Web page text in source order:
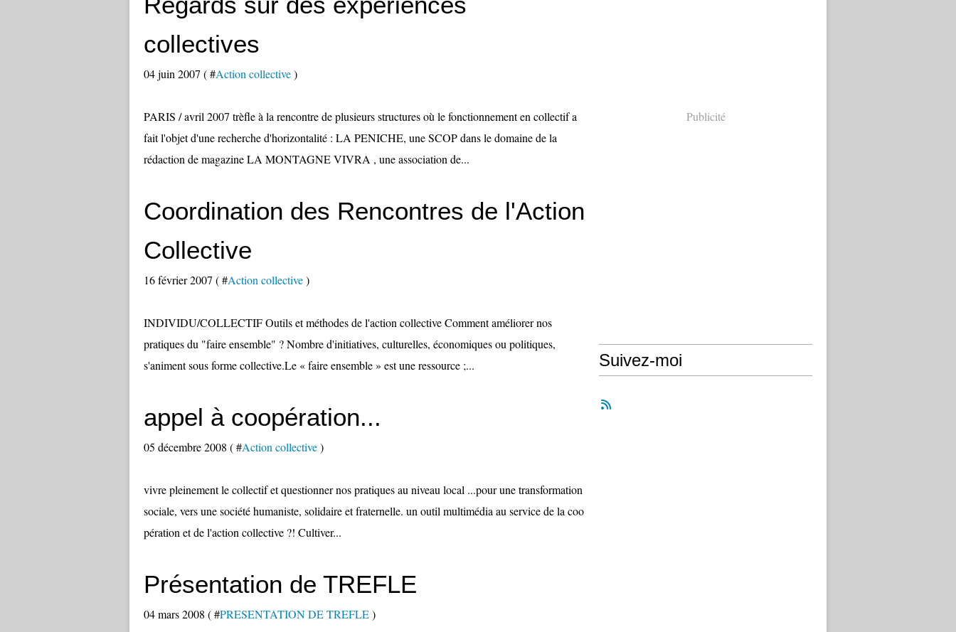
collectives
04 juin 2007 ( #Action collective)
PARIS / avril 2007 trèfle à la rencontre de plusieurs structures où le fonctionnement en collectif a
fait l'objet d'une recherche d'horizontalité : LA PENICHE, une SCOP dans le domaine de la
rédaction de magazine LA MONTAGNE VIVRA , une association de...
Coordination des Rencontres de l'Action
Collective
16 février 2007 ( #Action collective)
INDIVIDU/COLLECTIF Outils et méthodes de l'action collective Comment améliorer nos
pratiques du "faire ensemble" ? Nombre d'initiatives, culturelles, économiques ou politiques,
s'animent sous forme collective.Le « faire ensemble » est une ressource ;...
appel à coopération...
05 décembre 2008 ( #Action collective)
vivre pleinement le collectif et questionner nos pratiques au niveau local ...pour une transformation
sociale, vers une société humaniste, solidaire et fraternelle. un outil multimédia au service de la coo
pération et de l'action collective ?! Cultiver...
Présentation de TREFLE
04 mars 2008 ( #PRESENTATION DE TREFLE)
Publicité
Suivez-moi